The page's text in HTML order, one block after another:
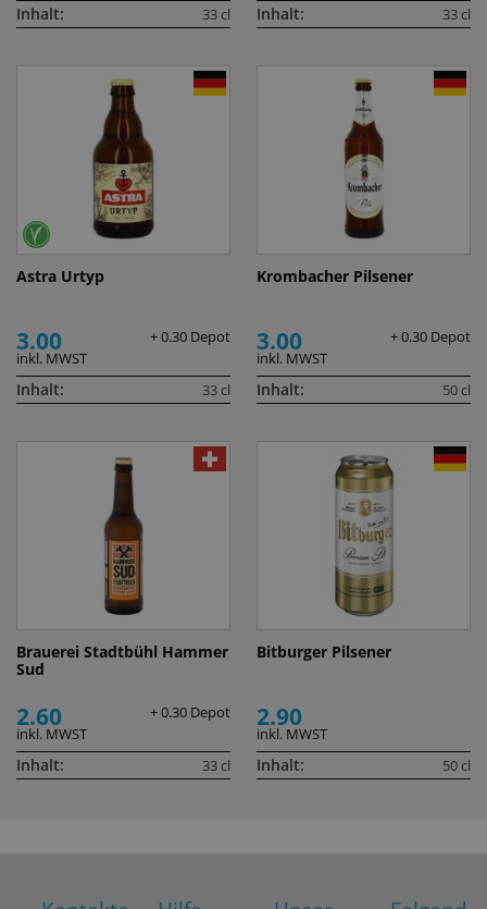
Inhalt: 33 cl Inhalt: 33 cl
Astra Urtyp
3.00
+ 0.30 Depot
inkl. MWST
Inhalt: 33 cl
Krombacher Pilsener
3.00
+ 0.30 Depot
inkl. MWST
Inhalt: 50 cl
Brauerei Stadtbühl Hammer
Sud
2.60
+ 0.30 Depot
inkl. MWST
Inhalt: 33 cl
Bitburger Pilsener
2.90
inkl. MWST
Inhalt: 50 cl